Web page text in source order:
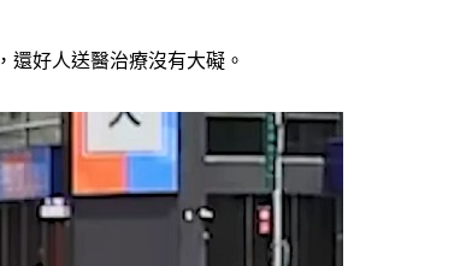
還好人送醫治療沒有大礙。